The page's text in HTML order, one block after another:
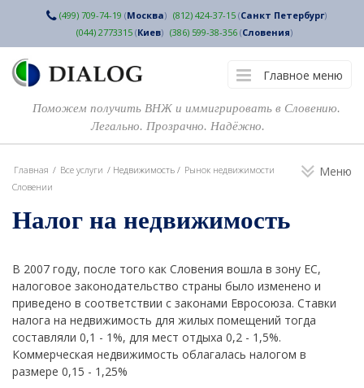
(499) 709-74-19 (Москва) (812) 424-37-15(Санкт Петербург)
(044) 2773315(Киев) (386) 599-38-356(Словения)
Главное меню
Поможем получить ВНЖ и иммигрировать в Словению.
Легально. Прозрачно. Надёжно.
Меню
Главная / Все услуги / Недвижимость / Рынок недвижимости
Словении
Налог на недвижимость
В 2007 году, после того как Словения вошла в зону ЕС,
налоговое законодательство страны было изменено и
приведено в соответствии с законами Евросоюза. Ставки
налога на недвижимость для жилых помещений тогда
составляли 0,1 - 1%, для мест отдыха 0,2 - 1,5%.
Коммерческая недвижимость облагалась налогом в
размере 0,15 - 1,25%